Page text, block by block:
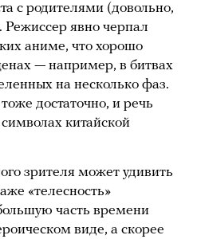
с родителями (довольно,
явно черпал
аниме, что хорошо
— например, в битвах
на несколько фаз.
достаточно, и речь
китайской
зрителя может удивить
«телесность»
часть времени
виде, а скорее